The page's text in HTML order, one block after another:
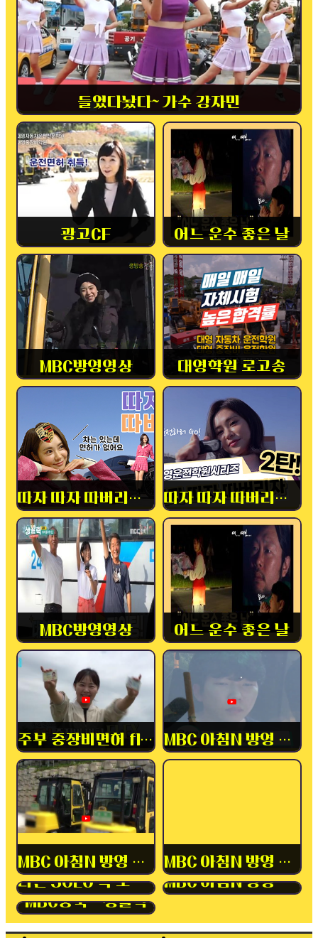
들었다놨다~ 가수 강자민
광고CF 어느 운수 좋은 날
MBC방영영상 대영학원 로고송
따자 따자 따버리자! 1탄 따자 따자 따버리자! 2탄
MBC방영영상 어느 운수 좋은 날
주부 중장비면허 flex MBC 아침N 방영 중장비
MBC 아침N 방영 내일배움카드
MBC 아침N 방영 중장비
나는 SOLO 속 보이는 소개팅
MBC 아침N 방영 자동차
MBC충북 - 생활력